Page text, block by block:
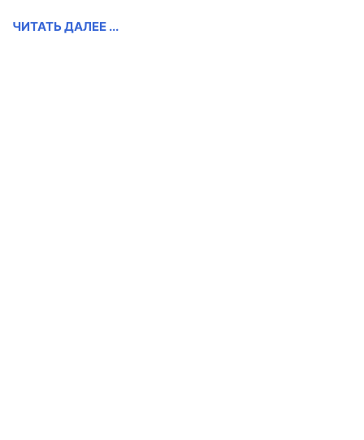
ЧИТАТЬ ДАЛЕЕ ...